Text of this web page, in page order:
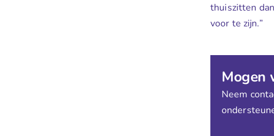
thuiszitten
voor te zijn.”
Mogen
Neem